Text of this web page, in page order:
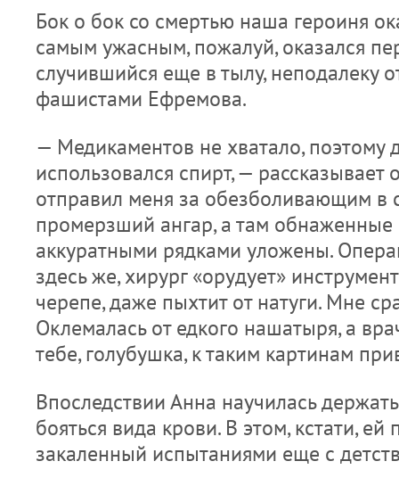
Бок о бок со смертью наша героиня
самым ужасным, пожалуй, оказался
случившийся еще в тылу, неподалеку
фашистами Ефремова.
— Медикаментов не хватало, поэтому
использовался спирт, —
отправил меня за обезболивающим в
промерзший ангар, а там
аккуратными рядками уложены.
здесь же, хирург «орудует»
черепе, даже пыхтит от натуги. Мне
Оклемалась от едкого нашатыря, а
тебе, голубушка, к таким картинам
Впоследствии Анна научилась
бояться вида крови. В этом, кстати, ей
закаленный испытаниями еще с